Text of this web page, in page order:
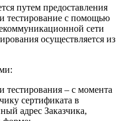
путем предоставления
тестирование с помощью
сети
осуществляется из
– с момента
сертификата в
адрес Заказчика,